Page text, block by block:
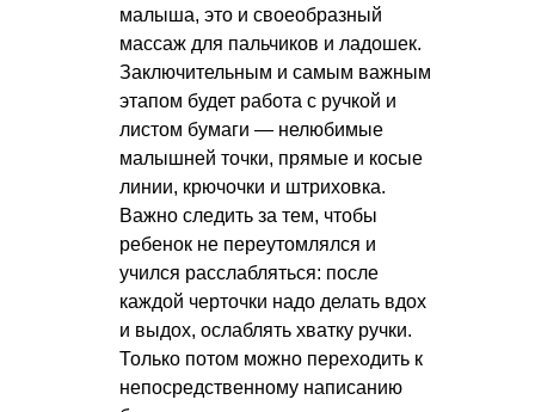
малыша, это и своеобразный
массаж для пальчиков и ладошек.
Заключительным и самым важным
этапом будет работа с ручкой и
листом бумаги — нелюбимые
малышней точки, прямые и косые
линии, крючочки и штриховка.
Важно следить за тем, чтобы
ребенок не переутомлялся и
учился расслабляться: после
каждой черточки надо делать вдох
и выдох, ослаблять хватку ручки.
Только потом можно переходить к
непосредственному написанию